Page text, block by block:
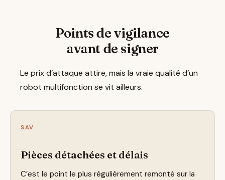
Points de vigilance
avant de signer
Le prix d’attaque attire, mais la vraie qualité d’un
robot multifonction se vit ailleurs.
SAV
Pièces détachées et délais
C’est le point le plus régulièrement remonté sur la